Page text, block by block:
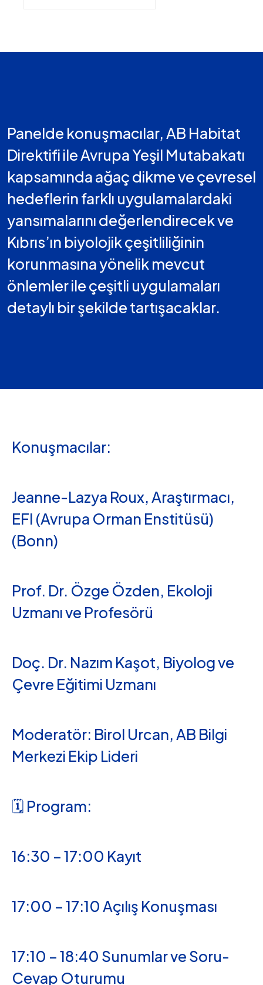
Panelde konuşmacılar, AB Habitat
Direktifi ile Avrupa Yeşil Mutabakatı
kapsamında ağaç dikme ve çevresel
hedeflerin farklı uygulamalardaki
yansımalarını değerlendirecek ve
Kıbrıs’ın biyolojik çeşitliliğinin
korunmasına yönelik mevcut
önlemler ile çeşitli uygulamaları
detaylı bir şekilde tartışacaklar.
Konuşmacılar:
Jeanne-Lazya Roux, Araştırmacı,
EFI (Avrupa Orman Enstitüsü)
(Bonn)
Prof. Dr. Özge Özden, Ekoloji
Uzmanı ve Profesörü
Doç. Dr. Nazım Kaşot, Biyolog ve
Çevre Eğitimi Uzmanı
Moderatör: Birol Urcan, AB Bilgi
Merkezi Ekip Lideri
🗓 Program:
16:30 – 17:00 Kayıt
17:00 – 17:10 Açılış Konuşması
17:10 – 18:40 Sunumlar ve Soru-
Cevap Oturumu